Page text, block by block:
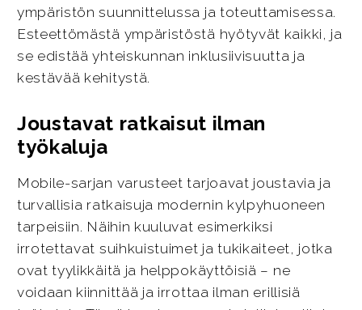
ympäristön suunnittelussa ja toteuttamisessa.
Esteettömästä ympäristöstä hyötyvät kaikki, ja
se edistää yhteiskunnan inklusiivisuutta ja
kestävää kehitystä.
Joustavat ratkaisut ilman
työkaluja
Mobile-sarjan varusteet tarjoavat joustavia ja
turvallisia ratkaisuja modernin kylpyhuoneen
tarpeisiin. Näihin kuuluvat esimerkiksi
irrotettavat suihkuistuimet ja tukikaiteet, jotka
ovat tyylikkäitä ja helppokäyttöisiä – ne
voidaan kiinnittää ja irrottaa ilman erillisiä